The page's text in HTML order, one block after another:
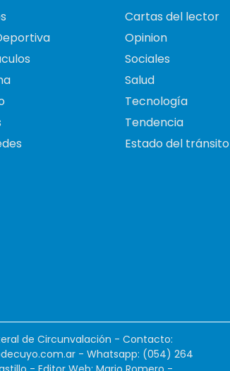
Cartas del lector
Opinion
Sociales
Salud
Tecnología
Tendencia
Estado del tránsito
de Circunvalación - Contacto:
- Whatsapp: (054) 264